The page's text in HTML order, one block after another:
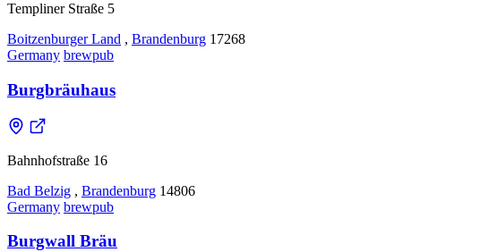
Templiner Straße 5
Boitzenburger Land , Brandenburg 17268
Germany brewpub
Burgbräuhaus
Bahnhofstraße 16
Bad Belzig , Brandenburg 14806
Germany brewpub
Burgwall Bräu